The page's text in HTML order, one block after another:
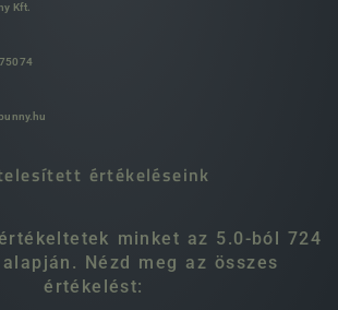
Kft.
értékeléseink
minket az 5.0-ból 724
Nézd meg az összes
értékelést: